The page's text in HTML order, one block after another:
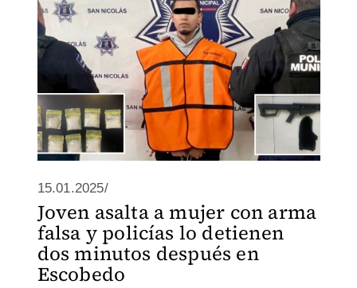
15.01.2025/
Joven asalta a mujer con arma
falsa y policías lo detienen
dos minutos después en
Escobedo